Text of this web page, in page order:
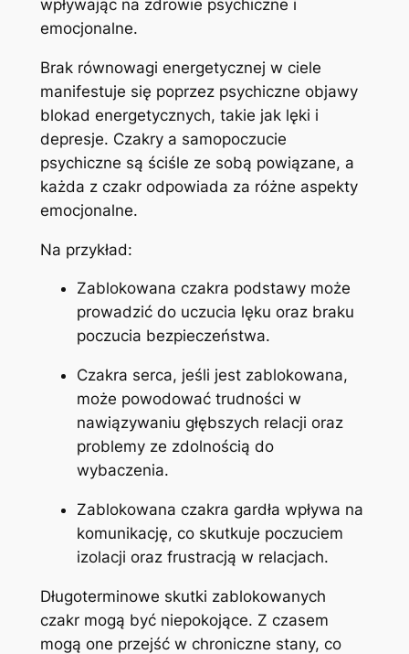
wpływając na zdrowie psychiczne i
emocjonalne.
Brak równowagi energetycznej w ciele
manifestuje się poprzez psychiczne objawy
blokad energetycznych, takie jak lęki i
depresje. Czakry a samopoczucie
psychiczne są ściśle ze sobą powiązane, a
każda z czakr odpowiada za różne aspekty
emocjonalne.
Na przykład:
Zablokowana czakra podstawy może
prowadzić do uczucia lęku oraz braku
poczucia bezpieczeństwa.
Czakra serca, jeśli jest zablokowana,
może powodować trudności w
nawiązywaniu głębszych relacji oraz
problemy ze zdolnością do
wybaczenia.
Zablokowana czakra gardła wpływa na
komunikację, co skutkuje poczuciem
izolacji oraz frustracją w relacjach.
Długoterminowe skutki zablokowanych
czakr mogą być niepokojące. Z czasem
mogą one przejść w chroniczne stany, co